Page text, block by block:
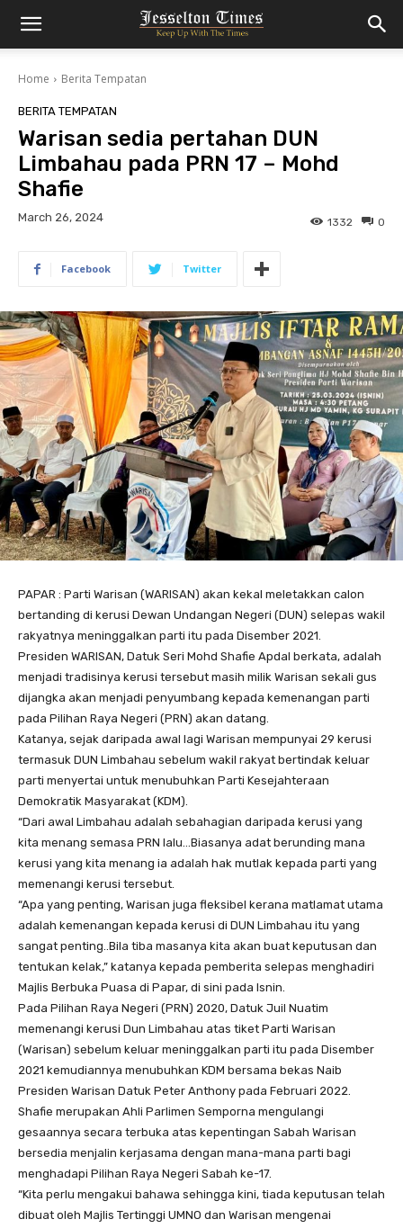
Home Berita Tempatan
BERITA TEMPATAN
Warisan sedia pertahan DUN
Limbahau pada PRN 17 – Mohd
Shafie
March 26, 2024 0
1332
Facebook Twitter
PAPAR : Parti Warisan (WARISAN) akan kekal meletakkan calon
bertanding di kerusi Dewan Undangan Negeri (DUN) selepas wakil
rakyatnya meninggalkan parti itu pada Disember 2021.
Presiden WARISAN, Datuk Seri Mohd Shafie Apdal berkata, adalah
menjadi tradisinya kerusi tersebut masih milik Warisan sekali gus
dijangka akan menjadi penyumbang kepada kemenangan parti
pada Pilihan Raya Negeri (PRN) akan datang.
Katanya, sejak daripada awal lagi Warisan mempunyai 29 kerusi
termasuk DUN Limbahau sebelum wakil rakyat bertindak keluar
parti menyertai untuk menubuhkan Parti Kesejahteraan
Demokratik Masyarakat (KDM).
“Dari awal Limbahau adalah sebahagian daripada kerusi yang
kita menang semasa PRN lalu…Biasanya adat berunding mana
kerusi yang kita menang ia adalah hak mutlak kepada parti yang
memenangi kerusi tersebut.
“Apa yang penting, Warisan juga fleksibel kerana matlamat utama
adalah kemenangan kepada kerusi di DUN Limbahau itu yang
sangat penting..Bila tiba masanya kita akan buat keputusan dan
tentukan kelak,” katanya kepada pemberita selepas menghadiri
Majlis Berbuka Puasa di Papar, di sini pada Isnin.
Pada Pilihan Raya Negeri (PRN) 2020, Datuk Juil Nuatim
memenangi kerusi Dun Limbahau atas tiket Parti Warisan
(Warisan) sebelum keluar meninggalkan parti itu pada Disember
2021 kemudiannya menubuhkan KDM bersama bekas Naib
Presiden Warisan Datuk Peter Anthony pada Februari 2022.
Shafie merupakan Ahli Parlimen Semporna mengulangi
gesaannya secara terbuka atas kepentingan Sabah Warisan
bersedia menjalin kerjasama dengan mana-mana parti bagi
menghadapi Pilihan Raya Negeri Sabah ke-17.
“Kita perlu mengakui bahawa sehingga kini, tiada keputusan telah
dibuat oleh Majlis Tertinggi UMNO dan Warisan mengenai